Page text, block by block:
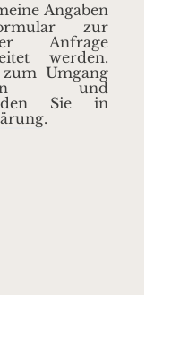
Angaben
zur
Anfrage
werden.
Umgang
und
Sie in
.